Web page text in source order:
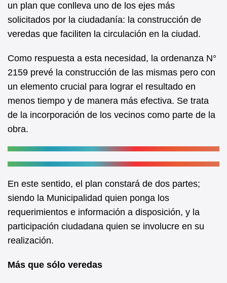
k
un plan que conlleva uno de los ejes más
solicitados por la ciudadanía: la construcción de
veredas que faciliten la circulación en la ciudad.
Como respuesta a esta necesidad, la ordenanza N°
2159 prevé la construcción de las mismas pero con
un elemento crucial para lograr el resultado en
menos tiempo y de manera más efectiva. Se trata
de la incorporación de los vecinos como parte de la
obra.
En este sentido, el plan constará de dos partes;
siendo la Municipalidad quien ponga los
requerimientos e información a disposición, y la
participación ciudadana quien se involucre en su
realización.
Más que sólo veredas